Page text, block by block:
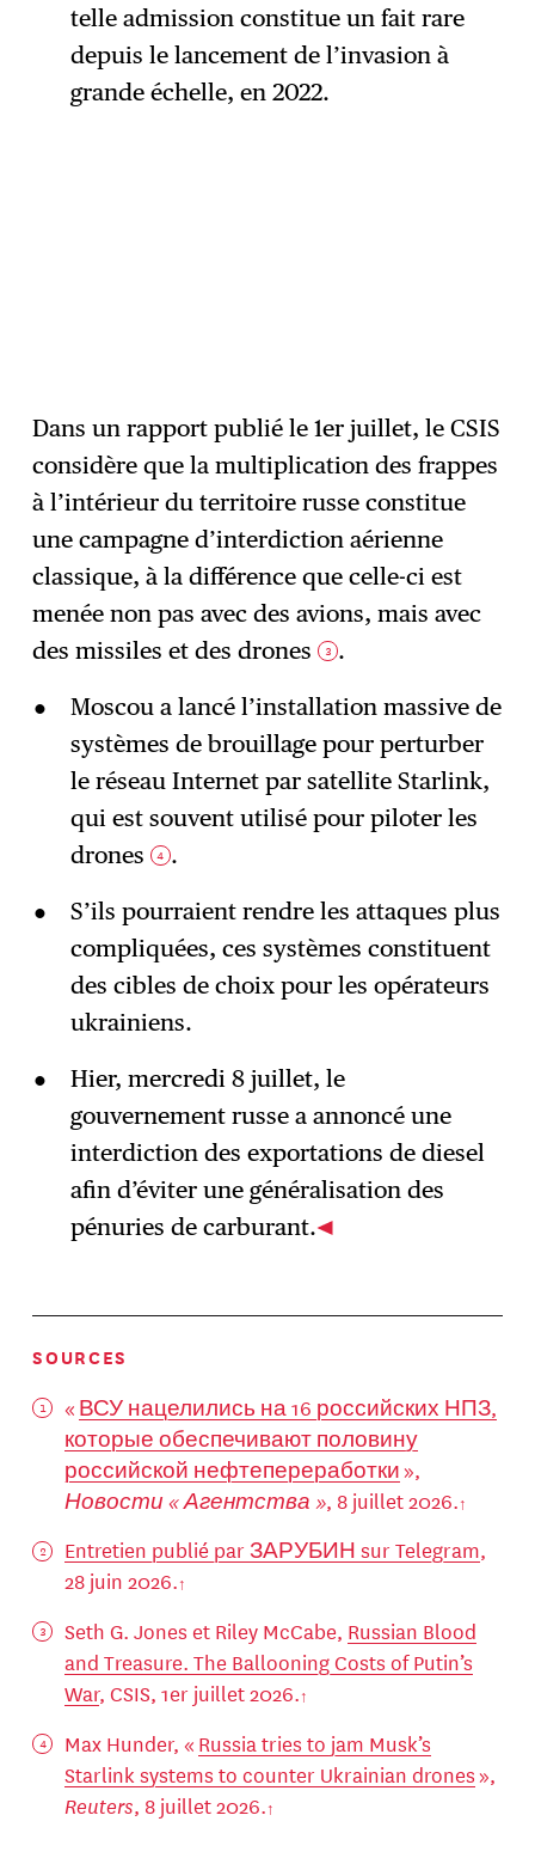
telle admission constitue un fait rare
depuis le lancement de l’invasion à
grande échelle, en 2022.
Dans un rapport publié le 1er juillet, le CSIS
considère que la multiplication des frappes
à l’intérieur du territoire russe constitue
une campagne d’interdiction aérienne
classique, à la différence que celle-ci est
menée non pas avec des avions, mais avec
des missiles et des drones 3 .
Moscou a lancé l’installation massive de
systèmes de brouillage pour perturber
le réseau Internet par satellite Starlink,
qui est souvent utilisé pour piloter les
drones
4 .
S’ils pourraient rendre les attaques plus
compliquées, ces systèmes constituent
des cibles de choix pour les opérateurs
ukrainiens.
Hier, mercredi 8 juillet, le
gouvernement russe a annoncé une
interdiction des exportations de diesel
afin d’éviter une généralisation des
pénuries de carburant.
SOURCES
« ВСУ нацелились на 16 российских НПЗ,
которые обеспечивают половину
российской нефтепереработки»,
Новости « Агентства », 8 juillet 2026.
Entretien publié par ЗАРУБИН sur Telegram,
28 juin 2026.
Seth G. Jones et Riley McCabe, Russian Blood
and Treasure. The Ballooning Costs of Putin’s
War, CSIS, 1er juillet 2026.
Max Hunder, « Russia tries to jam Musk’s
Starlink systems to counter Ukrainian drones»,
Reuters, 8 juillet 2026.